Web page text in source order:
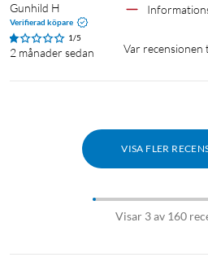
Gunhild H
Verifierad köpare
1/5
2 månader sedan Var recensionen
VISA FLER
Visar 3 av 160